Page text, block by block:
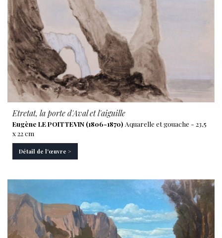
Etretat, la porte d'Aval et l'aiguille
Eugène LE POITTEVIN (1806-1870) Aquarelle et gouache - 23,5
x 22 cm
Détail de l'œuvre >